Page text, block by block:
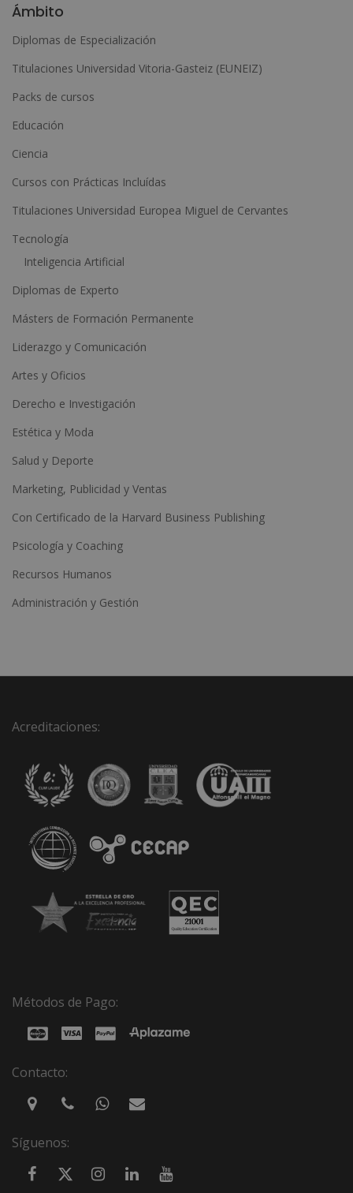
e
r
n
i
v
e
Ámbito
Diplomas de Especialización
Titulaciones Universidad Vitoria-Gasteiz (EUNEIZ)
Packs de cursos
Educación
Ciencia
Cursos con Prácticas Incluídas
Titulaciones Universidad Europea Miguel de Cervantes
Tecnología
Inteligencia Artificial
Diplomas de Experto
Másters de Formación Permanente
Liderazgo y Comunicación
Artes y Oficios
Derecho e Investigación
Estética y Moda
Salud y Deporte
Marketing, Publicidad y Ventas
Con Certificado de la Harvard Business Publishing
Psicología y Coaching
Recursos Humanos
Administración y Gestión
Acreditaciones:
Métodos de Pago:
Contacto:
Síguenos: